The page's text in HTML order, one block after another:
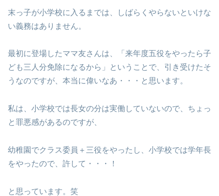
末っ子が小学校に入るまでは、しばらくやらないといけな
い義務はありません。
最初に登場したママ友さんは、「来年度五役をやったら子
ども三人分免除になるから」ということで、引き受けたそ
うなのですが、本当に偉いなあ・・・と思います。
私は、小学校では長女の分は実働していないので、ちょっ
と罪悪感があるのですが、
幼稚園でクラス委員＋三役をやったし、小学校では学年長
をやったので、許して・・・！
と思っています。笑